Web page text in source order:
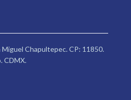
Miguel Chapultepec. CP: 11850.
CDMX.